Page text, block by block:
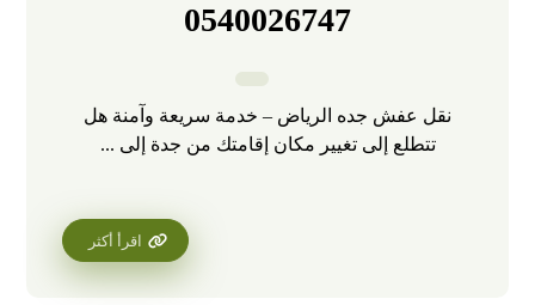
0540026747
نقل عفش جده الرياض – خدمة سريعة وآمنة هل
تتطلع إلى تغيير مكان إقامتك من جدة إلى ...
اقرأ أكثر